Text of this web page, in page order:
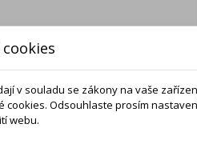
v souladu se zákony na vaše
cookies. Odsouhlaste prosím
webu.